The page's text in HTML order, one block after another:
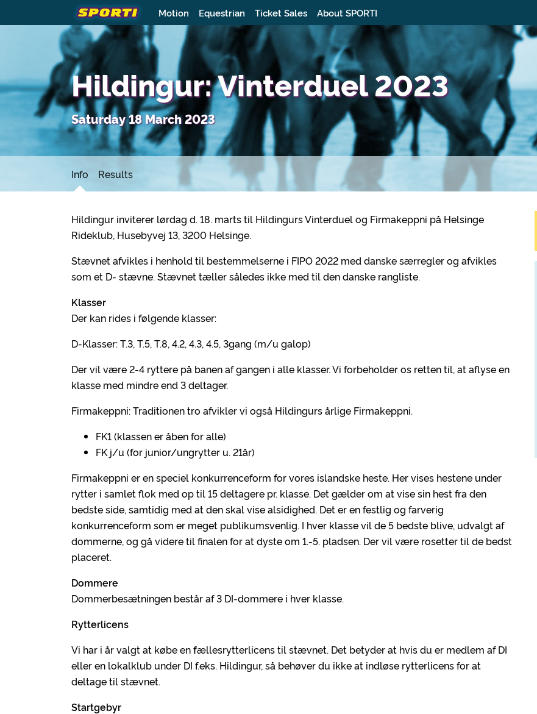
Motion Equestrian Ticket Sales About SPORTI
Hildingur: Vinterduel 2023
Saturday 18 March 2023
Info Results
Hildingur inviterer lørdag d. 18. marts til Hildingurs Vinterduel og Firmakeppni på Helsinge
Rideklub, Husebyvej 13, 3200 Helsinge.
Stævnet afvikles i henhold til bestemmelserne i FIPO 2022 med danske særregler og afvikles
som et D- stævne. Stævnet tæller således ikke med til den danske rangliste.
Klasser
Der kan rides i følgende klasser:
D-Klasser: T.3, T.5, T.8, 4.2, 4.3, 4.5, 3gang (m/u galop)
Der vil være 2-4 ryttere på banen af gangen i alle klasser. Vi forbeholder os retten til, at aflyse en
klasse med mindre end 3 deltager.
Firmakeppni: Traditionen tro afvikler vi også Hildingurs årlige Firmakeppni.
FK1 (klassen er åben for alle)
FK j/u (for junior/ungrytter u. 21år)
Firmakeppni er en speciel konkurrenceform for vores islandske heste. Her vises hestene under
rytter i samlet flok med op til 15 deltagere pr. klasse. Det gælder om at vise sin hest fra den
bedste side, samtidig med at den skal vise alsidighed. Det er en festlig og farverig
konkurrenceform som er meget publikumsvenlig. I hver klasse vil de 5 bedste blive, udvalgt af
dommerne, og gå videre til finalen for at dyste om 1.-5. pladsen. Der vil være rosetter til de bedst
placeret.
Dommere
Dommerbesætningen består af 3 DI-dommere i hver klasse.
Rytterlicens
Vi har i år valgt at købe enfællesrytterlicens til stævnet. Det betyder at hvis du er medlem af DI
eller en lokalklub under DI f.eks. Hildingur, så behøver du ikke at indløse rytterlicens for at
deltage til stævnet.
Startgebyr